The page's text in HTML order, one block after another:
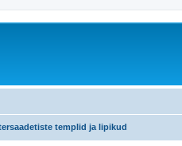
templid ja lipikud